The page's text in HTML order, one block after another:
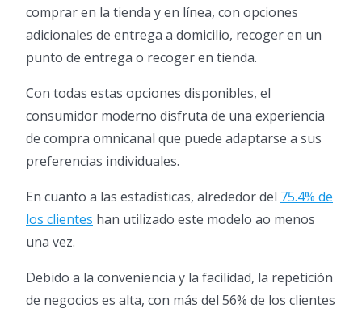
comprar en la tienda y en línea, con opciones
adicionales de entrega a domicilio, recoger en un
punto de entrega o recoger en tienda.
Con todas estas opciones disponibles, el
consumidor moderno disfruta de una experiencia
de compra omnicanal que puede adaptarse a sus
preferencias individuales.
En cuanto a las estadísticas, alrededor del 75.4% de
los clientes han utilizado este modelo ao menos
una vez.
Debido a la conveniencia y la facilidad, la repetición
de negocios es alta, con más del 56% de los clientes